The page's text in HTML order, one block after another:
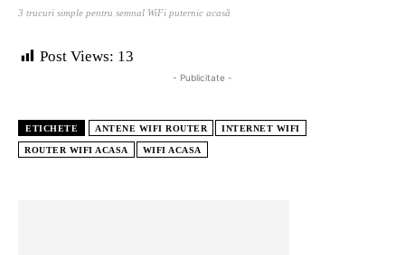
3 trucuri simple pentru semnal WiFi puternic acasă
Post Views: 13
- Publicitate -
ETICHETE ANTENE WIFI ROUTER INTERNET WIFI
ROUTER WIFI ACASA WIFI ACASA